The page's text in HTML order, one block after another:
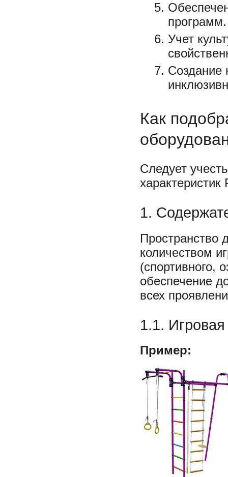
программ.
Учет
Создание
Как
Следует
1.
Пространство
количеством
(спортивного,
обеспечение
всех
1.1. Игровая
Пример: